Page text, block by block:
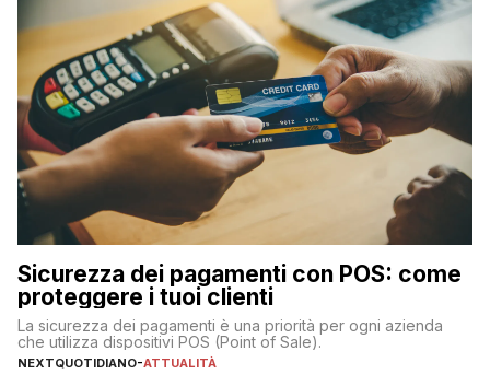
Sicurezza dei pagamenti con POS: come
proteggere i tuoi clienti
La sicurezza dei pagamenti è una priorità per ogni azienda
che utilizza dispositivi POS (Point of Sale).
NEXTQUOTIDIANO-ATTUALITÀ